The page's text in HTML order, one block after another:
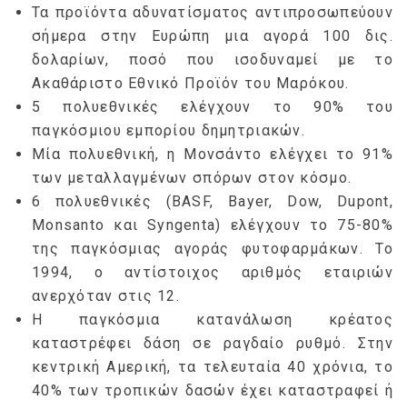
Τα προϊόντα αδυνατίσματος αντιπροσωπεύουν
σήμερα στην Ευρώπη μια αγορά 100 δις.
δολαρίων, ποσό που ισοδυναμεί με το
Ακαθάριστο Εθνικό Προϊόν του Μαρόκου.
5 πολυεθνικές ελέγχουν το 90% του
παγκόσμιου εμπορίου δημητριακών.
Μία πολυεθνική, η Μονσάντο ελέγχει το 91%
των μεταλλαγμένων σπόρων στον κόσμο.
6 πολυεθνικές (BASF, Bayer, Dow, Dupont,
Μonsanto και Syngenta) ελέγχουν το 75-80%
της παγκόσμιας αγοράς φυτοφαρμάκων. Το
1994, ο αντίστοιχος αριθμός εταιριών
ανερχόταν στις 12.
Η παγκόσμια κατανάλωση κρέατος
καταστρέφει δάση σε ραγδαίο ρυθμό. Στην
κεντρική Αμερική, τα τελευταία 40 χρόνια, το
40% των τροπικών δασών έχει καταστραφεί ή